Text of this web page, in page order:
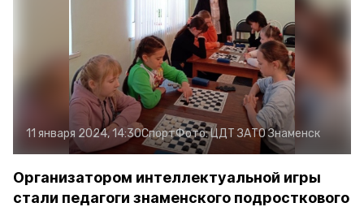
11 января 2024, 14:30СпортФото:ЦДТ ЗАТО Знаменск
Организатором интеллектуальной игры
стали педагоги знаменского подросткового